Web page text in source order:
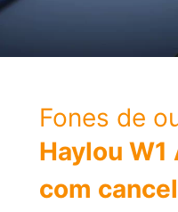
Fones de
Haylou W1
com